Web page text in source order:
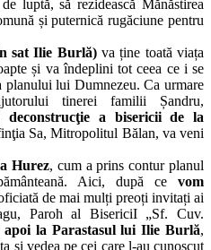
luptă, să rezidească Mănăstirea
și puternică rugăciune pentru
sat Ilie Burlă)va ține toată viața
și va îndeplini tot ceea ce i se
planului lui Dumnezeu. Ca urmare
tinerei familii Șandru,
deconstrucţie a bisericii de la
Sa, Mitropolitul Bălan, va veni
Hurez, cum a prins contur planul
Aici, după ce vom
de mai mulți preoți invitați ai
Paroh al BisericiI „Sf. Cuv.
apoi la Parastasul lui Ilie Burlă,
și vedea pe cei care l-au cunoscut